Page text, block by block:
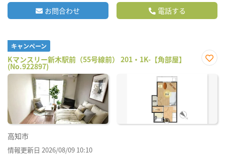
お問合わせ 電話する
キャンペーン
Kマンスリー新木駅前（55号線前） 201・1K-【角部屋】
(No.922897)
に入
高知市
情報更新日 2026/08/09 10:10